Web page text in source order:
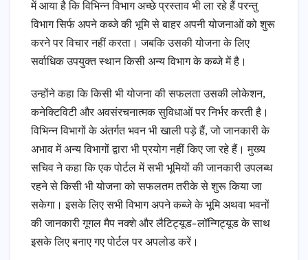
में आया है कि विभिन्न विभाग अच्छे प्रस्ताव भी ला रहे हैं परन्तु
विभाग सिर्फ अपने कब्जे की भूमि से बाहर अपनी योजनाओं को शुरू
करने पर विचार नहीं करता। जबकि उसकी योजना के लिए
सर्वाधिक उपयुक्त स्थान किसी अन्य विभाग के कब्जे में है।
उन्होंने कहा कि किसी भी योजना की सफलता उसकी लोकेशन,
कनेक्टिविटी और अवसंरचनात्मक सुविधाओं पर निर्भर करती है।
विभिन्न विभागों के अंतर्गत भवन भी खाली पड़े हैं, जो जानकारी के
अभाव में अन्य विभागों द्वारा भी प्रयोग नहीं किए जा रहे हैं। मुख्य
सचिव ने कहा कि एक पोर्टल में सभी भूमियों की जानकारी उपलब्ध
रहने से किसी भी योजना को सफलतम तरीके से शुरू किया जा
सकेगा। इसके लिए सभी विभाग अपने कब्जे के भूमि अथवा भवनों
की जानकारी गूगल मैप नक्शे और लैटिट्यूड-लॉन्गिट्यूड के साथ
इसके लिए बनाए गए पोर्टल पर अपलोड करें।